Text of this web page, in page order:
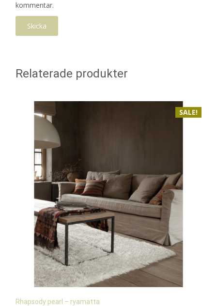
kommentar.
Relaterade produkter
SALE!
Rhapsody pearl – ryamatta